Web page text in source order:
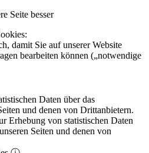
Seite besser
damit Sie auf unserer Website
bearbeiten können („notwendige
Daten über das
und denen von Drittanbietern.
Erhebung von statistischen Daten
Seiten und denen von